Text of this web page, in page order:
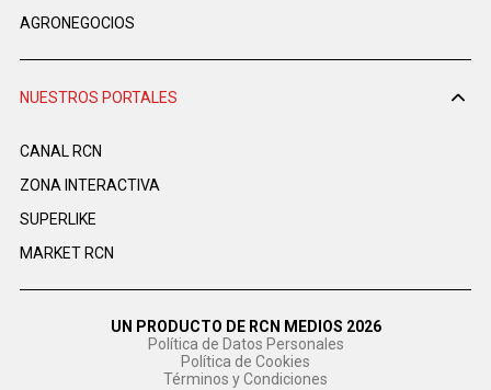
AGRONEGOCIOS
NUESTROS PORTALES
CANAL RCN
ZONA INTERACTIVA
SUPERLIKE
MARKET RCN
UN PRODUCTO DE RCN MEDIOS 2026
Política de Datos Personales
Política de Cookies
Términos y Condiciones